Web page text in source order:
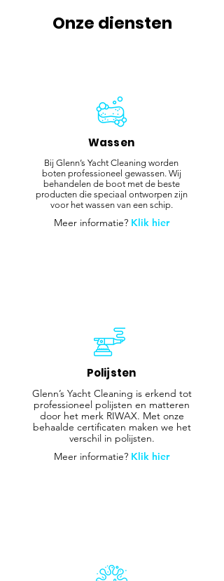
Onze diensten
Wassen
Bij Glenn’s Yacht Cleaning worden
boten professioneel gewassen. Wij
behandelen de boot met de beste
producten die speciaal ontworpen zijn
voor het wassen van een schip.
Meer informatie? Klik hier
Polijsten
Glenn’s Yacht Cleaning is erkend tot
professioneel polijsten en matteren
door het merk RIWAX. Met onze
behaalde certificaten maken we het
verschil in polijsten.
Meer informatie? Klik hier